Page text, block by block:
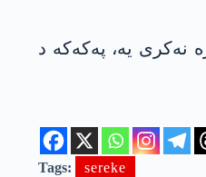
نه‌كری یه‌، په‌كه‌كه‌ د
Tags: sereke